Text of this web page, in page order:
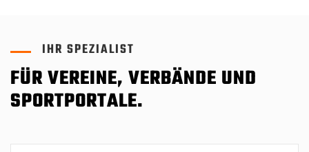
IHR SPEZIALIST
FÜR VEREINE, VERBÄNDE UND
SPORTPORTALE.